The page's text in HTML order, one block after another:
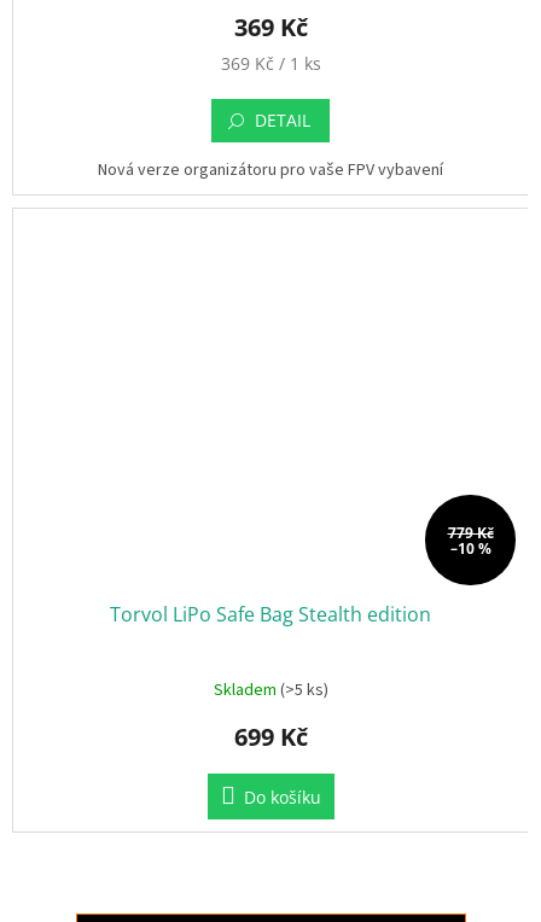
369 Kč
M
n
c
e
369 Kč / 1 ks
DETAIL
Nová verze organizátoru pro vaše FPV vybavení
779 Kč
–10 %
Torvol LiPo Safe Bag Stealth edition
Skladem (>5 ks)
699 Kč
Do košíku